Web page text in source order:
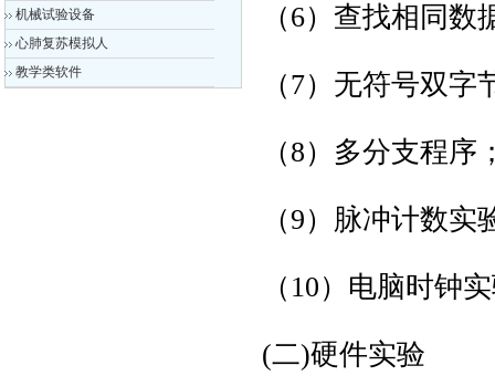
机械试验设备
心肺复苏模拟人
教学类软件
（6）查找相同数
（7）无符号双
（8）多分支程序
（9）脉冲计数实
（10）电脑时钟
(二)硬件实验